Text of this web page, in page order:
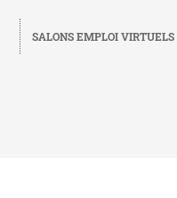
SALONS EMPLOI VIRTUELS